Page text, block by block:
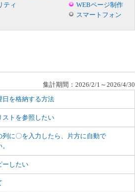
ティ
WEBページ制作
スマートフォン
集計期間：2026/2/1～2026/4/30
日を格納する方法
ストを参照したい
列に〇を入力したら、片方に自動で
ーしたい